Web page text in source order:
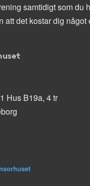
samtidigt som du
att det kostar dig något
Hus B19a, 4 tr